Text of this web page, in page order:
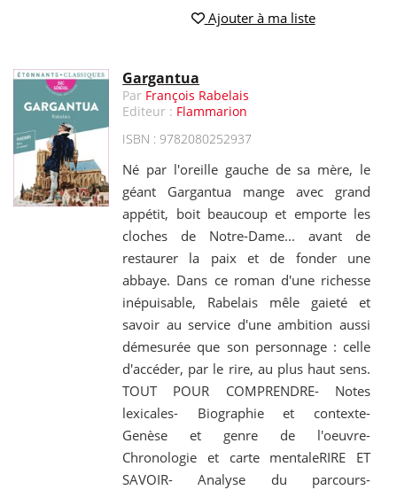
Ajouter à ma liste
Gargantua
Par François Rabelais
Editeur : Flammarion
ISBN : 9782080252937
Né par l'oreille gauche de sa mère, le
géant Gargantua mange avec grand
appétit, boit beaucoup et emporte les
cloches de Notre-Dame... avant de
restaurer la paix et de fonder une
abbaye. Dans ce roman d'une richesse
inépuisable, Rabelais mêle gaieté et
savoir au service d'une ambition aussi
démesurée que son personnage : celle
d'accéder, par le rire, au plus haut sens.
TOUT POUR COMPRENDRE- Notes
lexicales- Biographie et contexte-
Genèse et genre de l'oeuvre-
Chronologie et carte mentaleRIRE ET
SAVOIR- Analyse du parcours-